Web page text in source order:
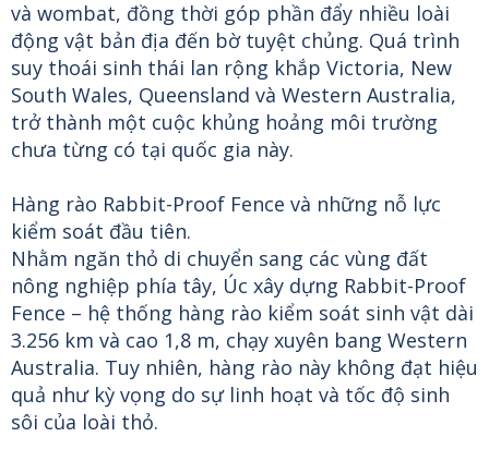
và wombat, đồng thời góp phần đẩy nhiều loài
động vật bản địa đến bờ tuyệt chủng. Quá trình
suy thoái sinh thái lan rộng khắp Victoria, New
South Wales, Queensland và Western Australia,
trở thành một cuộc khủng hoảng môi trường
chưa từng có tại quốc gia này.
Hàng rào Rabbit-Proof Fence và những nỗ lực
kiểm soát đầu tiên.
Nhằm ngăn thỏ di chuyển sang các vùng đất
nông nghiệp phía tây, Úc xây dựng Rabbit-Proof
Fence – hệ thống hàng rào kiểm soát sinh vật dài
3.256 km và cao 1,8 m, chạy xuyên bang Western
Australia. Tuy nhiên, hàng rào này không đạt hiệu
quả như kỳ vọng do sự linh hoạt và tốc độ sinh
sôi của loài thỏ.